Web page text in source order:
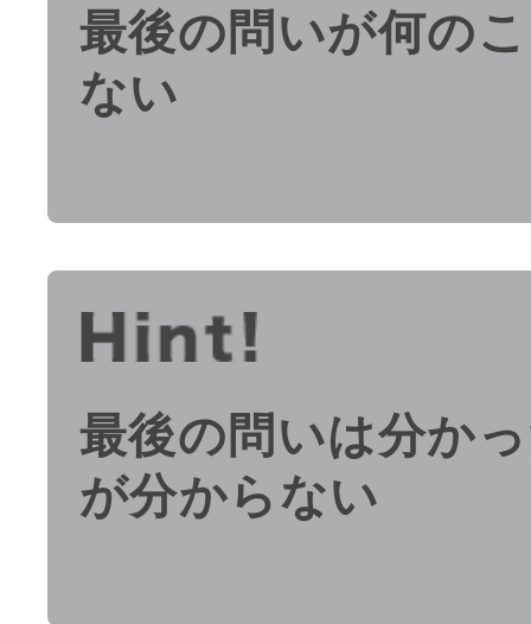
最後の問いが何の
ない
最後の問いは分か
が分からない